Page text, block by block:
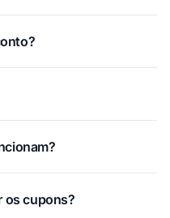
os cupons?